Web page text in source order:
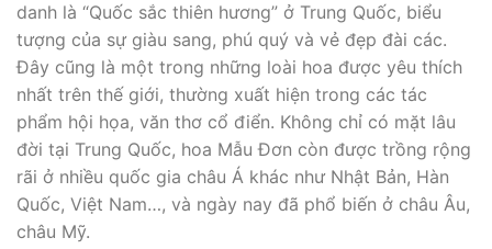
danh là “Quốc sắc thiên hương” ở Trung Quốc, biểu
tượng của sự giàu sang, phú quý và vẻ đẹp đài các.
Đây cũng là một trong những loài hoa được yêu thích
nhất trên thế giới, thường xuất hiện trong các tác
phẩm hội họa, văn thơ cổ điển. Không chỉ có mặt lâu
đời tại Trung Quốc, hoa Mẫu Đơn còn được trồng rộng
rãi ở nhiều quốc gia châu Á khác như Nhật Bản, Hàn
Quốc, Việt Nam…, và ngày nay đã phổ biến ở châu Âu,
châu Mỹ.